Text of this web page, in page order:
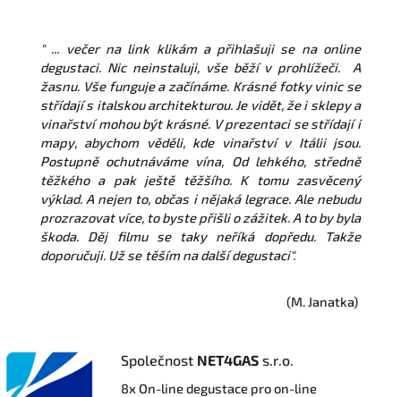
" ... večer na link klikám a přihlašuji se na online
degustaci. Nic neinstaluji, vše běží v prohlížeči. A
žasnu. Vše funguje a začínáme. Krásné fotky vinic se
střídají s italskou architekturou. Je vidět, že i sklepy a
vinařství mohou být krásné. V prezentaci se střídají i
mapy, abychom věděli, kde vinařství v Itálii jsou.
Postupně ochutnáváme vína, Od lehkého, středně
těžkého a pak ještě těžšího. K tomu zasvěcený
výklad. A nejen to, občas i nějaká legrace. Ale nebudu
prozrazovat více, to byste přišli o zážitek. A to by byla
škoda. Děj filmu se taky neříká dopředu. Takže
doporučuji. Už se těším na další degustaci".
(M. Janatka)
Společnost NET4GAS s.r.o.
8x On-line degustace pro on-line